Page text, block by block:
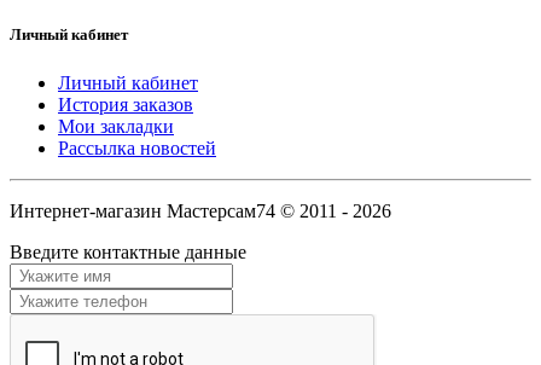
Личный кабинет
Личный кабинет
История заказов
Мои закладки
Рассылка новостей
Интернет-магазин Мастерсам74 © 2011 - 2026
Введите контактные данные